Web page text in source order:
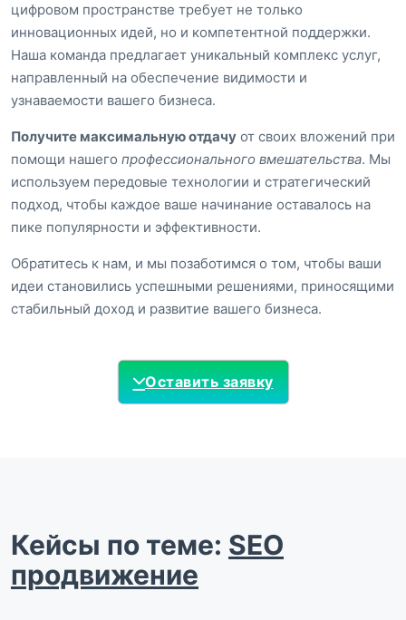
цифровом пространстве требует не только
инновационных идей, но и компетентной поддержки.
Наша команда предлагает уникальный комплекс услуг,
направленный на обеспечение видимости и
узнаваемости вашего бизнеса.
Получите максимальную отдачу от своих вложений при
помощи нашего профессионального вмешательства. Мы
используем передовые технологии и стратегический
подход, чтобы каждое ваше начинание оставалось на
пике популярности и эффективности.
Обратитесь к нам, и мы позаботимся о том, чтобы ваши
идеи становились успешными решениями, приносящими
стабильный доход и развитие вашего бизнеса.
Оставить заявку
Кейсы по теме: SEO
продвижение